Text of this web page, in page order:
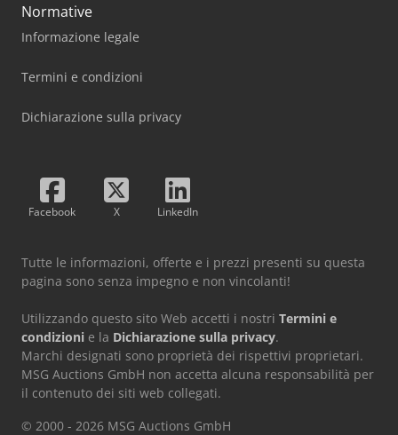
Normative
Informazione legale
Termini e condizioni
Dichiarazione sulla privacy
Facebook X LinkedIn
Tutte le informazioni, offerte e i prezzi presenti su questa
pagina sono senza impegno e non vincolanti!
Utilizzando questo sito Web accetti i nostri Termini e
condizioni e la Dichiarazione sulla privacy.
Marchi designati sono proprietà dei rispettivi proprietari.
MSG Auctions GmbH non accetta alcuna responsabilità per
il contenuto dei siti web collegati.
© 2000 - 2026 MSG Auctions GmbH